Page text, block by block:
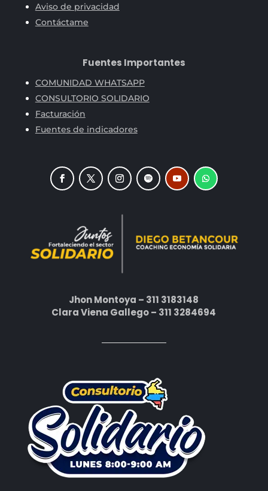
Aviso de privacidad
Contáctame
Fuentes Importantes
COMUNIDAD WHATSAPP
CONSULTORIO SOLIDARIO
Facturación
Fuentes de indicadores
Jhon Montoya – 311 3183148
Clara Viena Gallego – 311 3284694